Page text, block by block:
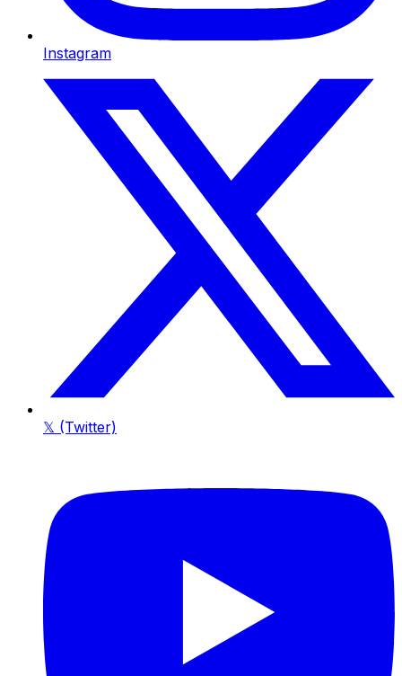
Instagram
𝕏 (Twitter)